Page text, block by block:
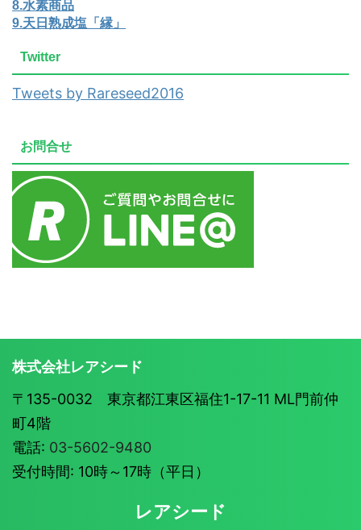
8.水素商品
9.天日熟成塩「縁」
Twitter
Tweets by Rareseed2016
お問合せ
株式会社レアシード
〒135-0032 東京都江東区福住1-17-11 ML門前仲
町4階
電話: 03-5602-9480
受付時間: 10時～17時（平日）
レアシード